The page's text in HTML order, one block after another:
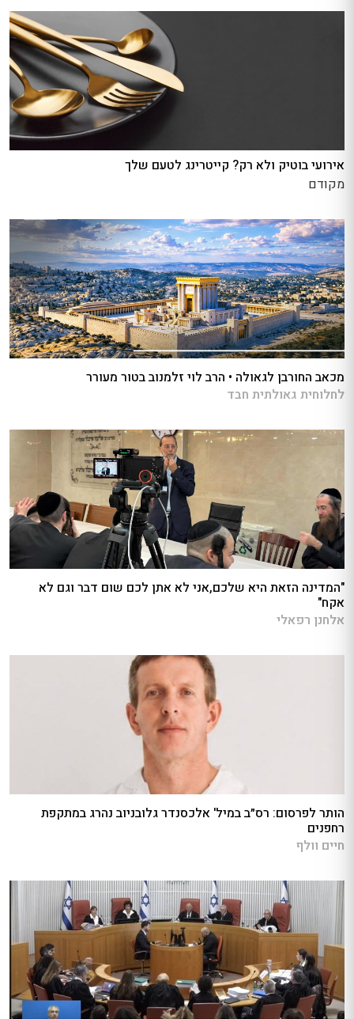
אירועי בוטיק ולא רק? קייטרינג לטעם שלך
מקודם
מכאב החורבן לגאולה • הרב לוי זלמנוב בטור מעורר
לחלוחית גאולתית חבד
"המדינה הזאת היא שלכם,אני לא אתן לכם שום דבר וגם לא
אקח"
אלחנן רפאלי
הותר לפרסום: רס״ב במיל' אלכסנדר גלובניוב נהרג במתקפת
רחפנים
חיים וולף